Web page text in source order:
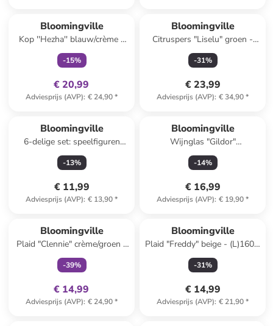
Bloomingville
Kop ''Hezha'' blauw/crème -
260 ml
-15%
€ 20,99
Adviesprijs (AVP): € 24,90*
Bloomingville
Citruspers "Liselu" groen -
(H)15,5 x Ø 17 cm
-31%
€ 23,99
Adviesprijs (AVP): € 34,90*
Bloomingville
6-delige set: speelfiguren
"Wilton" - vanaf 2 jaar
-13%
€ 11,99
Adviesprijs (AVP): € 13,90*
Bloomingville
Wijnglas "Gildor"
transparant/lichtbruin/groen -
490 ml
-14%
€ 16,99
Adviesprijs (AVP): € 19,90*
Bloomingville
Plaid "Clennie" crème/groen -
(L)160 x (B)130 cm
-39%
€ 14,99
Adviesprijs (AVP): € 24,90*
Bloomingville
Plaid "Freddy" beige - (L)160 x
(B)130 cm
-31%
€ 14,99
Adviesprijs (AVP): € 21,90*